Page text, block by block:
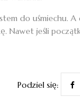
do uśmiechu. A
Nawet jeśli
Podziel się: